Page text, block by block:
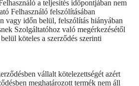
a teljesítés időpontjában nem
Felhasználó felszólításában
vagy időn belül, felszólítás hiányában
Szolgáltatóhoz való megérkezésétől
köteles a szerződés szerinti
vállalt kötelezettségét azért
meghatározott termék nem áll